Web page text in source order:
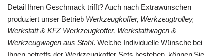
Detail Ihren Geschmack trifft? Auch nach Extrawünschen
produziert unser Betrieb Werkzeugkoffer, Werkzeugtrolley,
Werkstatt & KFZ Werkzeugkoffer, Werkstattwagen &
Werkzeugwagen aus Stahl. Welche Individuelle Wünsche bei
Ihnen betreffs der Werkzeugkoffer Sets bestehen, können Sie